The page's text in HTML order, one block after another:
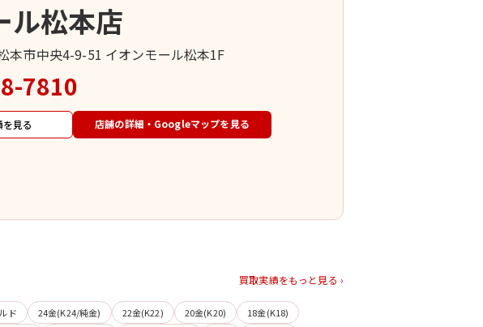
ル松本店
市中央4-9-51 イオンモール松本1F
7810
見る 店舗の詳細・Googleマップを見る
買取実績をもっと見る ›
ド 24金(K24/純金) 22金(K22) 20金(K20)
18金(K18)